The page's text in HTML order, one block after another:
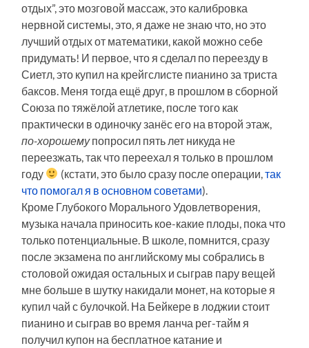
отдых”, это мозговой массаж, это калибровка
нервной системы, это, я даже не знаю что, но это
лучший отдых от математики, какой можно себе
придумать! И первое, что я сделал по переезду в
Сиетл, это купил на крейгслисте пианино за триста
баксов. Меня тогда ещё друг, в прошлом в сборной
Союза по тяжёлой атлетике, после того как
практически в одиночку занёс его на второй этаж,
по-хорошемупопросил пять лет никуда не
переезжать, так что переехал я только в прошлом
году
(кстати, это было сразу после операции, так
что помогал я в основном советами).
Кроме Глубокого Морального Удовлетворения,
музыка начала приносить кое-какие плоды, пока что
только потенциальные. В школе, помнится, сразу
после экзамена по английскому мы собрались в
столовой ожидая остальных и сыграв пару вещей
мне больше в шутку накидали монет, на которые я
купил чай с булочкой. На Бейкере в лоджии стоит
пианино и сыграв во время ланча рег-тайм я
получил купон на бесплатное катание и